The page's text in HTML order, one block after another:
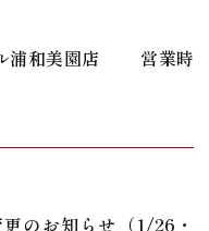
ル浦和美園店 営業時
のお知らせ（1/26・